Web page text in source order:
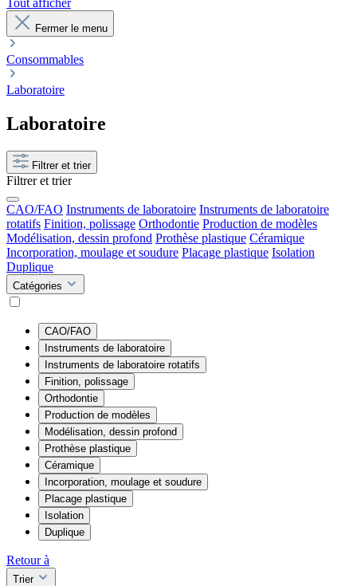
Tout afficher
Fermer le menu
Consommables
Laboratoire
Laboratoire
Filtrer et trier
Filtrer et trier
CAO/FAO Instruments de laboratoire Instruments de laboratoire
rotatifs Finition, polissage Orthodontie Production de modèles
Modélisation, dessin profond Prothèse plastique Céramique
Incorporation, moulage et soudure Placage plastique Isolation
Duplique
Catégories
CAO/FAO
Instruments de laboratoire
Instruments de laboratoire rotatifs
Finition, polissage
Orthodontie
Production de modèles
Modélisation, dessin profond
Prothèse plastique
Céramique
Incorporation, moulage et soudure
Placage plastique
Isolation
Duplique
Retour à
Trier